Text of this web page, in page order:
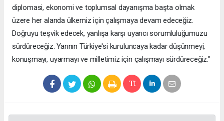
diplomasi, ekonomi ve toplumsal dayanışma başta olmak
üzere her alanda ülkemiz için çalışmaya devam edeceğiz.
Doğruyu teşvik edecek, yanlışa karşı uyarıcı sorumluluğumuzu
sürdüreceğiz. Yarının Türkiye'si kuruluncaya kadar düşünmeyi,
konuşmayı, uyarmayı ve milletimiz için çalışmayı sürdüreceğiz."